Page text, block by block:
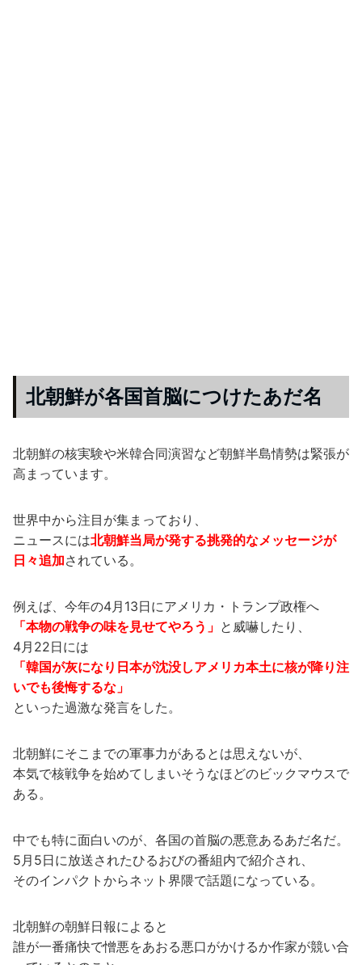
北朝鮮が各国首脳につけたあだ名
北朝鮮の核実験や米韓合同演習など朝鮮半島情勢は緊張が
高まっています。
世界中から注目が集まっており、
ニュースには北朝鮮当局が発する挑発的なメッセージが
日々追加されている。
例えば、今年の4月13日にアメリカ・トランプ政権へ
「本物の戦争の味を見せてやろう」 と威嚇したり、
4月22日には
「韓国が灰になり日本が沈没しアメリカ本土に核が降り注
いでも後悔するな」
といった過激な発言をした。
北朝鮮にそこまでの軍事力があるとは思えないが、
本気で核戦争を始めてしまいそうなほどのビックマウスで
ある。
中でも特に面白いのが、各国の首脳の悪意あるあだ名だ。
5月5日に放送されたひるおびの番組内で紹介され、
そのインパクトからネット界隈で話題になっている。
北朝鮮の朝鮮日報によると
誰が一番痛快で憎悪をあおる悪口がかけるか作家が競い合